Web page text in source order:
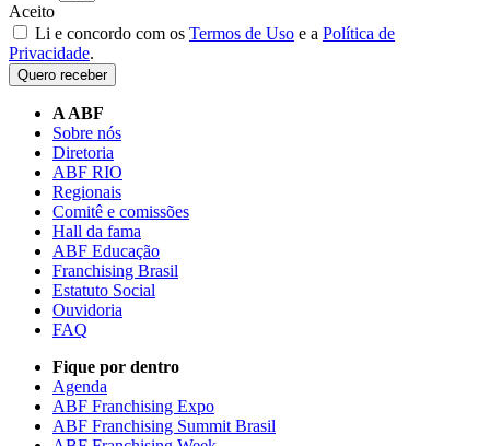
Aceito
Li e concordo com os Termos de Uso e a Política de
Privacidade.
Quero receber
A ABF
Sobre nós
Diretoria
ABF RIO
Regionais
Comitê e comissões
Hall da fama
ABF Educação
Franchising Brasil
Estatuto Social
Ouvidoria
FAQ
Fique por dentro
Agenda
ABF Franchising Expo
ABF Franchising Summit Brasil